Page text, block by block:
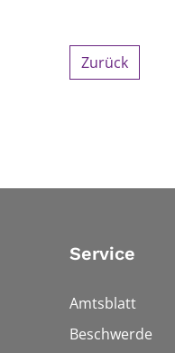
Zurück
Service
Amtsblatt
Beschwerde